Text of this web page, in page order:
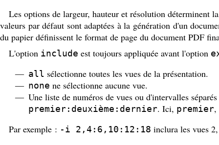
Les options de largeur, hauteur et résolution déterminent
valeurs par défaut sont adaptées à la génération d'un
du papier définissent le format de page du document PDF
L'option include est toujours appliquée avant l'option
all sélectionne toutes les vues de la présentation.
none ne sélectionne aucune vue.
Une liste de numéros de vues ou d'intervalles
premier:deuxième:dernier. Ici, premier,
Par exemple : -i 2,4:6,10:12:18 inclura les vues